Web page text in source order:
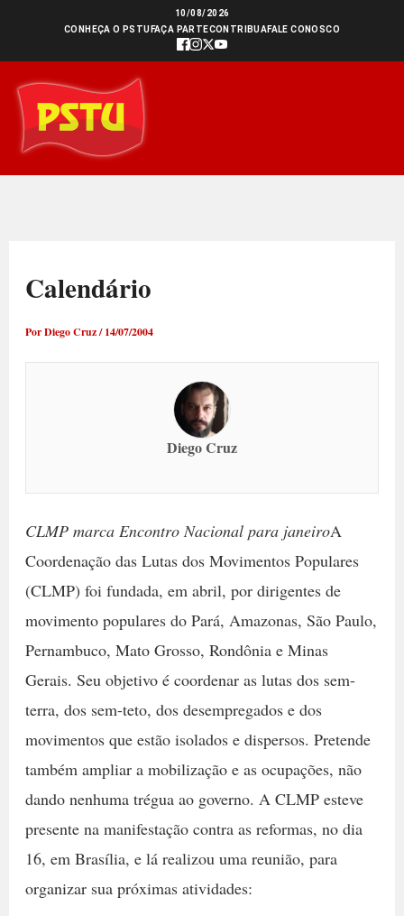
conteúdo
10/08/2026
CONHEÇA O PSTU FAÇA PARTECONTRIBUAFALE CONOSCO
Calendário
PorDiego Cruz/14/07/2004
Diego Cruz
CLMP marca Encontro Nacional para janeiroA
Coordenação das Lutas dos Movimentos Populares
(CLMP) foi fundada, em abril, por dirigentes de
movimento populares do Pará, Amazonas, São Paulo,
Pernambuco, Mato Grosso, Rondônia e Minas
Gerais. Seu objetivo é coordenar as lutas dos sem-
terra, dos sem-teto, dos desempregados e dos
movimentos que estão isolados e dispersos. Pretende
também ampliar a mobilização e as ocupações, não
dando nenhuma trégua ao governo. A CLMP esteve
presente na manifestação contra as reformas, no dia
16, em Brasília, e lá realizou uma reunião, para
organizar sua próximas atividades: